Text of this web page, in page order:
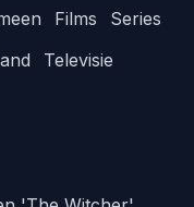
Films
Series
Televisie